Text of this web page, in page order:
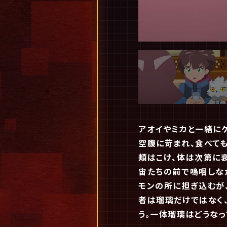
アオイやミカと一緒に
空腹に苛まれ、食べて
頬はこけ、体は次第に
宙たちの前で嗚咽しな
モンの所に担ぎ込むが
者は瑠璃だけではなく
う。一体瑠璃はどうな